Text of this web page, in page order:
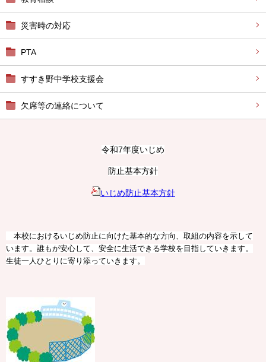
災害時の対応
PTA
すすき野中学校支援会
欠席等の連絡について
令和7年度いじめ
防止基本方針
いじめ防止基本方針
本校におけるいじめ防止に向けた基本的な方向、取組の内容を示して
います。誰もが安心して、安全に生活できる学校を目指していきます。
生徒一人ひとりに寄り添っていきます。